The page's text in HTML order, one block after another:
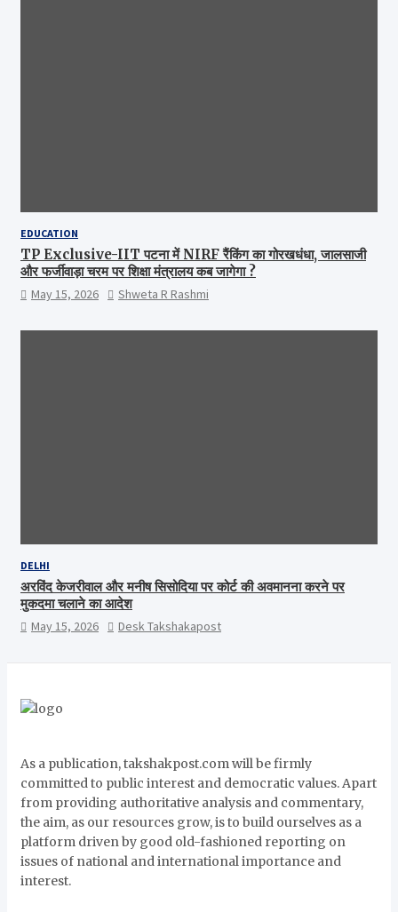
EDUCATION
TP Exclusive-IIT पटना में NIRF रैंकिंग का गोरखधंधा, जालसाजी
और फर्जीवाड़ा चरम पर शिक्षा मंत्रालय कब जागेगा ?
May 15, 2026 Shweta R Rashmi
DELHI
अरविंद केजरीवाल और मनीष सिसोदिया पर कोर्ट की अवमानना करने पर
मुकदमा चलाने का आदेश
May 15, 2026 Desk Takshakapost
As a publication, takshakpost.com will be firmly
committed to public interest and democratic values. Apart
from providing authoritative analysis and commentary,
the aim, as our resources grow, is to build ourselves as a
platform driven by good old-fashioned reporting on
issues of national and international importance and
interest.